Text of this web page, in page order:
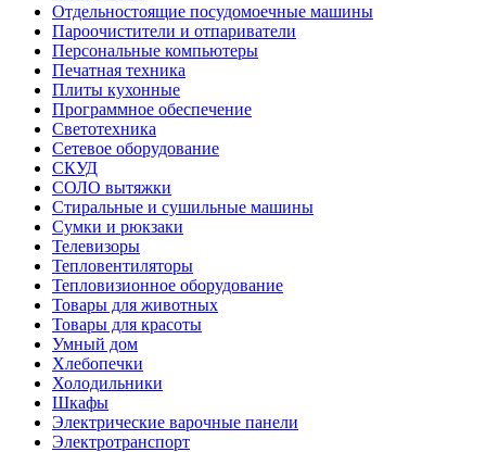
Отдельностоящие посудомоечные машины
Пароочистители и отпариватели
Персональные компьютеры
Печатная техника
Плиты кухонные
Программное обеспечение
Светотехника
Сетевое оборудование
СКУД
СОЛО вытяжки
Стиральные и сушильные машины
Сумки и рюкзаки
Телевизоры
Тепловентиляторы
Тепловизионное оборудование
Товары для животных
Товары для красоты
Умный дом
Хлебопечки
Холодильники
Шкафы
Электрические варочные панели
Электротранспорт